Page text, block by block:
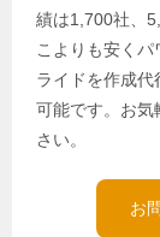
績は1,700社、
こよりも安くパ
ライドを作成代
可能です。お気
さい。
お